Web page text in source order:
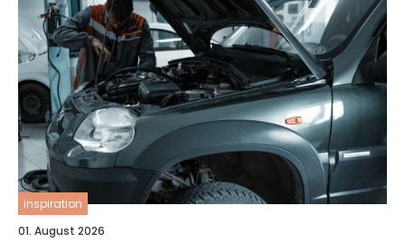
inspiration
01. August 2026